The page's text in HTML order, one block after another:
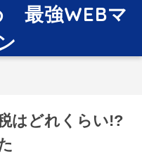
最強WEBマ
はどれくらい!?